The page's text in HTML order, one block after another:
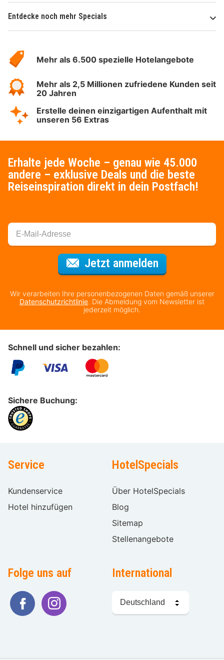
Entdecke noch mehr Specials
Hotelspecials
Mehr als 6.500 spezielle Hotelangebote
Mehr als 2,5 Millionen zufriedene Kunden seit
20 Jahren
Erstelle deinen einzigartigen Aufenthalt mit
unseren 56 Extras
Erhalte jede Woche – genau wie 45.000
andere – exklusive Deals und die beste
Reiseinspiration direkt in dein Postfach!
Jetzt anmeldenFür den
Wir verarbeiten Ihre personenbezogenen Daten gemäß unserer
Datenschutzrichtlinie. Die Abmeldung vom Newsletter ist
jederzeit möglich.
Schnell und sicher bezahlen:
Sichere Buchung:
Service
Kundenservice
Hotel hinzufügen
HotelSpecials
Über HotelSpecials
Blog
Sitemap
Stellenangebote
Folge uns auf International
wählen